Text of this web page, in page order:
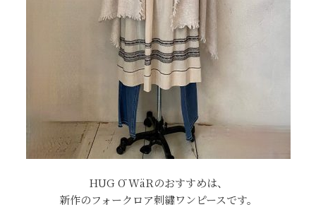
HUG Ō WäRのおすすめは、
新作のフォークロア刺繡ワンピースです。